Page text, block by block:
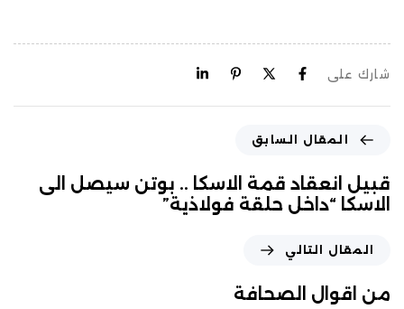
شارك على
المقال السابق
قبيل انعقاد قمة الاسكا .. بوتن سيصل الى
الاسكا “داخل حلقة فولاذية”
المقال التالي
من اقوال الصحافة